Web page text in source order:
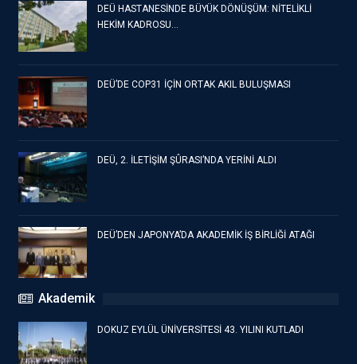
DEÜ HASTANESİNDE BÜYÜK DÖNÜŞÜM: NİTELİKLİ
HEKİM KADROSU…
DEÜ’DE COP31 İÇİN ORTAK AKIL BULUŞMASI
DEÜ, 2. İLETİŞİM ŞÛRASI’NDA YERİNİ ALDI
DEÜ’DEN JAPONYA’DA AKADEMİK İŞ BİRLİĞİ ATAĞI
Akademik
DOKUZ EYLÜL ÜNİVERSİTESİ 43. YILINI KUTLADI